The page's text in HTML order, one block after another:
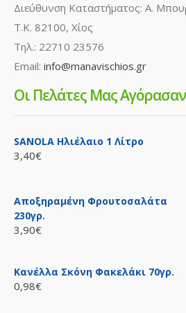
Διεύθυνση Καταστήματος: Α.
Τ.Κ. 82100, Χίος
Τηλ.: 22710 23576
Email: info@manavischios.gr
Οι Πελάτες Μας
SANOLA Ηλιέλαιο 1 Λίτρο
3,40€
Αποξηραμένη Φρουτοσαλάτα
230γρ.
3,90€
Κανέλλα Σκόνη Φακελάκι 70γρ.
0,98€